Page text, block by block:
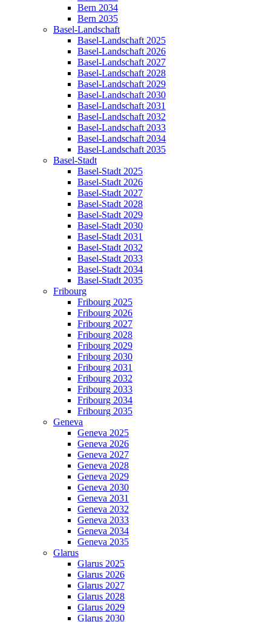
Bern 2034
Bern 2035
Basel-Landschaft
Basel-Landschaft 2025
Basel-Landschaft 2026
Basel-Landschaft 2027
Basel-Landschaft 2028
Basel-Landschaft 2029
Basel-Landschaft 2030
Basel-Landschaft 2031
Basel-Landschaft 2032
Basel-Landschaft 2033
Basel-Landschaft 2034
Basel-Landschaft 2035
Basel-Stadt
Basel-Stadt 2025
Basel-Stadt 2026
Basel-Stadt 2027
Basel-Stadt 2028
Basel-Stadt 2029
Basel-Stadt 2030
Basel-Stadt 2031
Basel-Stadt 2032
Basel-Stadt 2033
Basel-Stadt 2034
Basel-Stadt 2035
Fribourg
Fribourg 2025
Fribourg 2026
Fribourg 2027
Fribourg 2028
Fribourg 2029
Fribourg 2030
Fribourg 2031
Fribourg 2032
Fribourg 2033
Fribourg 2034
Fribourg 2035
Geneva
Geneva 2025
Geneva 2026
Geneva 2027
Geneva 2028
Geneva 2029
Geneva 2030
Geneva 2031
Geneva 2032
Geneva 2033
Geneva 2034
Geneva 2035
Glarus
Glarus 2025
Glarus 2026
Glarus 2027
Glarus 2028
Glarus 2029
Glarus 2030